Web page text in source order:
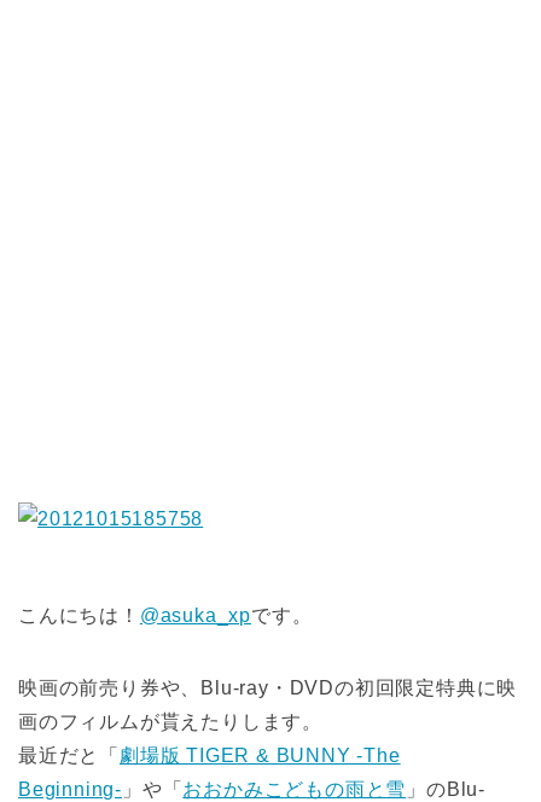
こんにちは！ @asuka_xpです。
映画の前売り券や、Blu-ray・DVDの初回限定特典に映
画のフィルムが貰えたりします。
最近だと「 劇場版 TIGER & BUNNY -The
Beginning- 」や「 おおかみこどもの雨と雪 」のBlu-